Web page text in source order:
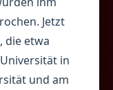
Jetzt
die etwa
in
und am